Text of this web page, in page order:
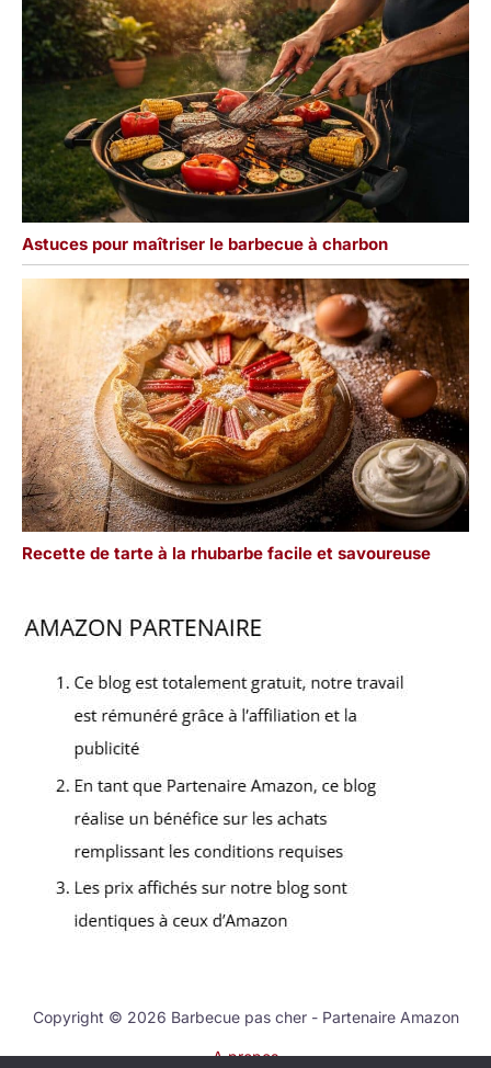
Astuces pour maîtriser le barbecue à charbon
Recette de tarte à la rhubarbe facile et savoureuse
Copyright © 2026 Barbecue pas cher - Partenaire Amazon
A propos